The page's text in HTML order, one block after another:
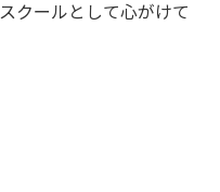
クールとして心がけて